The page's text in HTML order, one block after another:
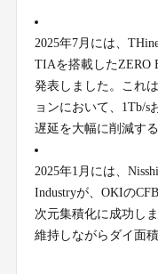
2025年7月には、
TIAを搭載したZERO
発表しました。これ
ョンにおいて、1Tb/s
遅延を大幅に削減する
2025年1月には、
Industryが、OKIの
次元集積化に成功し
維持しながらダイ面